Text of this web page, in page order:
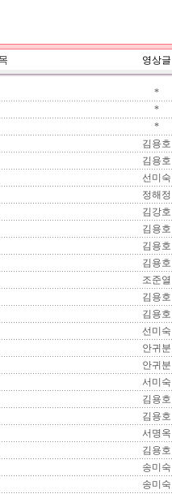
영상글
*
*
*
김용호
김용호
선미숙
정해정
김강호
김용호
김용호
김용호
조준열
김용호
김용호
선미숙
안귀분
안귀분
서미숙
김용호
김용호
서명옥
김용호
송미숙
송미숙